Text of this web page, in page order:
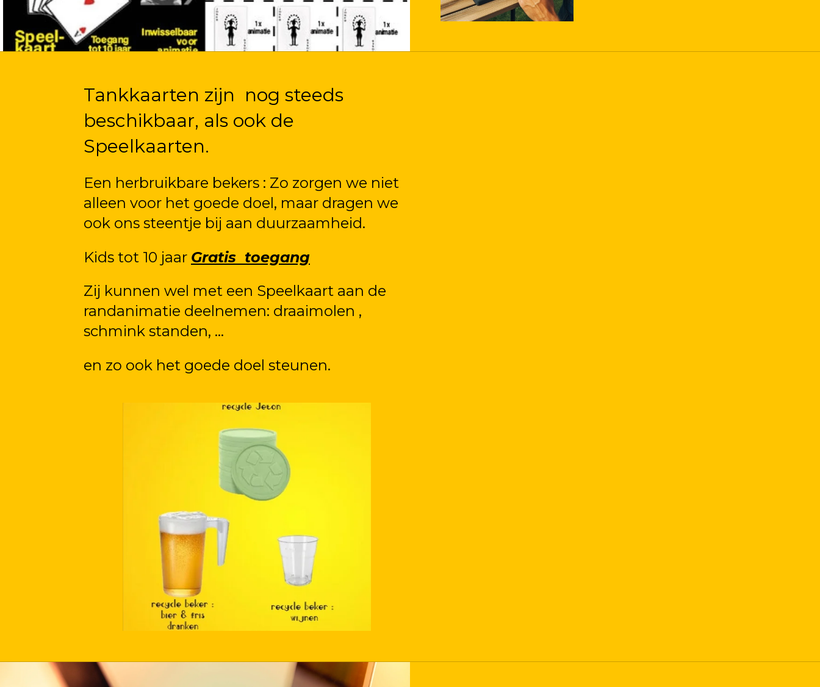
Tankkaarten zijn nog steeds
beschikbaar, als ook de
Speelkaarten.
Een herbruikbare bekers : Zo zorgen we niet
alleen voor het goede doel, maar dragen we
ook ons steentje bij aan duurzaamheid.
Kids tot 10 jaar Gratis toegang
Zij kunnen wel met een Speelkaart aan de
randanimatie deelnemen: draaimolen ,
schmink standen, ...
en zo ook het goede doel steunen.